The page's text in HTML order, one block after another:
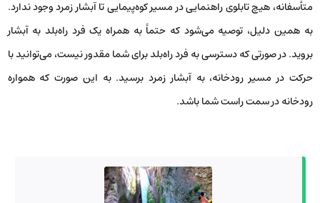
متأسفانه، هیچ تابلوی راهنمایی در مسیر کوه‌پیمایی تا آبشار زمرد وجود ندارد.
به همین دلیل، توصیه می‌شود که حتماً به همراه یک فرد راه‌بلد به آبشار
بروید. در صورتی که دسترسی به فرد راه‌بلد برای شما مقدور نیست، می‌توانید با
حرکت در مسیر رودخانه، به آبشار زمرد برسید. به این صورت که همواره
رودخانه در سمت راست شما باشد.